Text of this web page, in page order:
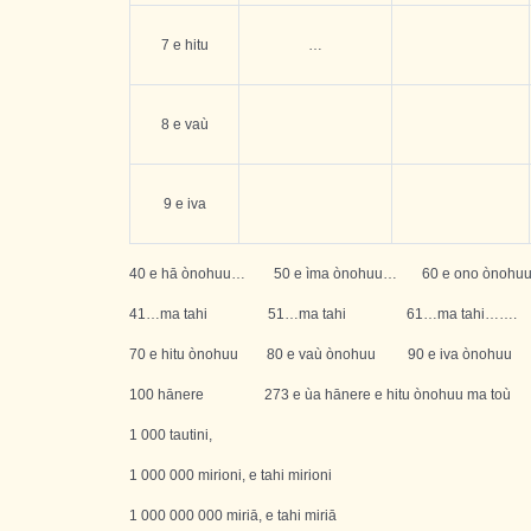
7 e hitu …
8 e vaù
9 e iva
40 e hā ònohuu… 50 e ìma ònohuu… 60 e ono
41…ma tahi 51…ma tahi 61…ma tahi…….
70 e hitu ònohuu 80 e vaù ònohuu 90 e iva ònohuu
100 hānere 273 e ùa hānere e hitu ònohuu ma toù
1 000 tautini,
1 000 000 mirioni, e tahi mirioni
1 000 000 000 miriā, e tahi miriā